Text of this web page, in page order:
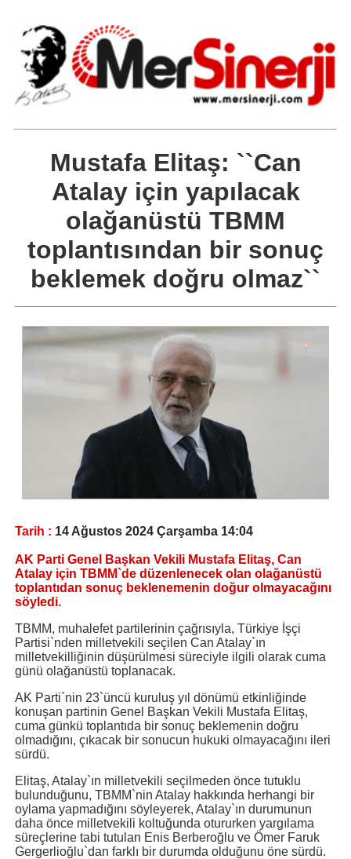
Mustafa Elitaş: ``Can
Atalay için yapılacak
olağanüstü TBMM
toplantısından bir sonuç
beklemek doğru olmaz``
Tarih : 14 Ağustos 2024 Çarşamba 14:04
AK Parti Genel Başkan Vekili Mustafa Elitaş, Can
Atalay için TBMM`de düzenlenecek olan olağanüstü
toplantıdan sonuç beklenemenin doğur olmayacağını
söyledi.
TBMM, muhalefet partilerinin çağrısıyla, Türkiye İşçi
Partisi`nden milletvekili seçilen Can Atalay`ın
milletvekilliğinin düşürülmesi süreciyle ilgili olarak cuma
günü olağanüstü toplanacak.
AK Parti`nin 23`üncü kuruluş yıl dönümü etkinliğinde
konuşan partinin Genel Başkan Vekili Mustafa Elitaş,
cuma günkü toplantıda bir sonuç beklemenin doğru
olmadığını, çıkacak bir sonucun hukuki olmayacağını ileri
sürdü.
Elitaş, Atalay`ın milletvekili seçilmeden önce tutuklu
bulunduğunu, TBMM`nin Atalay hakkında herhangi bir
oylama yapmadığını söyleyerek, Atalay`ın durumunun
daha önce milletvekili koltuğunda otururken yargılama
süreçlerine tabi tutulan Enis Berberoğlu ve Ömer Faruk
Gergerlioğlu`dan farklı bir durumda olduğunu öne sürdü.